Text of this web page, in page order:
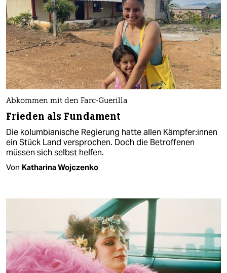
Abkommen mit den Farc-Guerilla
Frieden als Fundament
Die kolumbianische Regierung hatte allen Kämp­fe­r:in­nen
ein Stück Land versprochen. Doch die Betroffenen
müssen sich selbst helfen.
Von Katharina Wojczenko